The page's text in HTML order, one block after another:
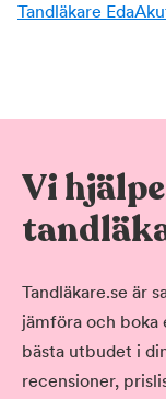
Tandläkare Eda
Vi
Tandläkare.se är
jämföra och boka
bästa utbudet i
recensioner,